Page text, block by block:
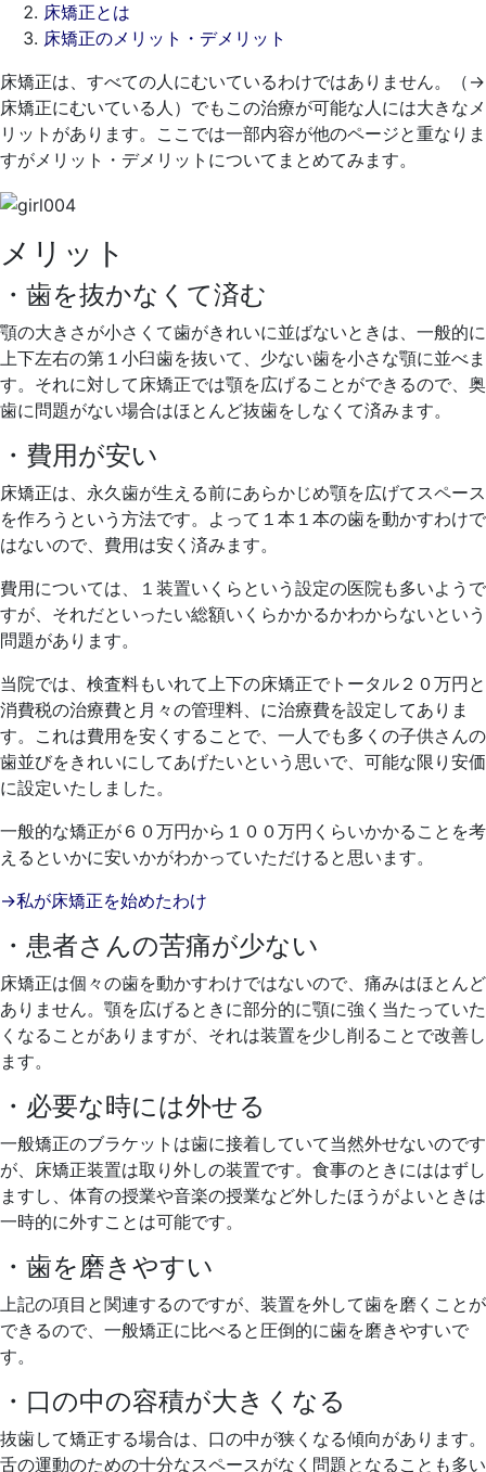
床矯正とは
床矯正のメリット・デメリット
2021
年
4
月
日
床矯正は、すべての人にむいているわけではありません。（→
床矯正にむいている人）でもこの治療が可能な人には大きなメ
リットがあります。ここでは一部内容が他のページと重なりま
すがメリット・デメリットについてまとめてみます。
メリット
・歯を抜かなくて済む
顎の大きさが小さくて歯がきれいに並ばないときは、一般的に
上下左右の第１小臼歯を抜いて、少ない歯を小さな顎に並べま
す。それに対して床矯正では顎を広げることができるので、奥
歯に問題がない場合はほとんど抜歯をしなくて済みます。
・費用が安い
床矯正は、永久歯が生える前にあらかじめ顎を広げてスペース
を作ろうという方法です。よって１本１本の歯を動かすわけで
はないので、費用は安く済みます。
費用については、１装置いくらという設定の医院も多いようで
すが、それだといったい総額いくらかかるかわからないという
問題があります。
当院では、検査料もいれて上下の床矯正でトータル２０万円と
消費税の治療費と月々の管理料、に治療費を設定してありま
す。これは費用を安くすることで、一人でも多くの子供さんの
歯並びをきれいにしてあげたいという思いで、可能な限り安価
に設定いたしました。
一般的な矯正が６０万円から１００万円くらいかかることを考
えるといかに安いかがわかっていただけると思います。
→私が床矯正を始めたわけ
・患者さんの苦痛が少ない
床矯正は個々の歯を動かすわけではないので、痛みはほとんど
ありません。顎を広げるときに部分的に顎に強く当たっていた
くなることがありますが、それは装置を少し削ることで改善し
ます。
・必要な時には外せる
一般矯正のブラケットは歯に接着していて当然外せないのです
が、床矯正装置は取り外しの装置です。食事のときにははずし
ますし、体育の授業や音楽の授業など外したほうがよいときは
一時的に外すことは可能です。
・歯を磨きやすい
上記の項目と関連するのですが、装置を外して歯を磨くことが
できるので、一般矯正に比べると圧倒的に歯を磨きやすいで
す。
・口の中の容積が大きくなる
抜歯して矯正する場合は、口の中が狭くなる傾向があります。
舌の運動のための十分なスペースがなく問題となることも多い